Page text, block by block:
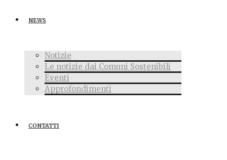
NEWS
Notizie
Le notizie dai Comuni Sostenibili
Eventi
Approfondimenti
CONTATTI